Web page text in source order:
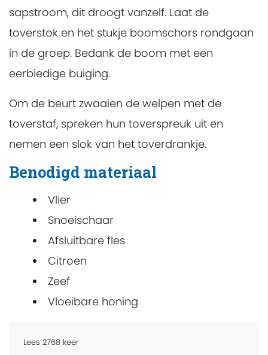
sapstroom, dit droogt vanzelf. Laat de
toverstok en het stukje boomschors rondgaan
in de groep. Bedank de boom met een
eerbiedige buiging.
Om de beurt zwaaien de welpen met de
toverstaf, spreken hun toverspreuk uit en
nemen een slok van het toverdrankje.
Benodigd materiaal
Vlier
Snoeischaar
Afsluitbare fles
Citroen
Zeef
Vloeibare honing
Lees 2768 keer